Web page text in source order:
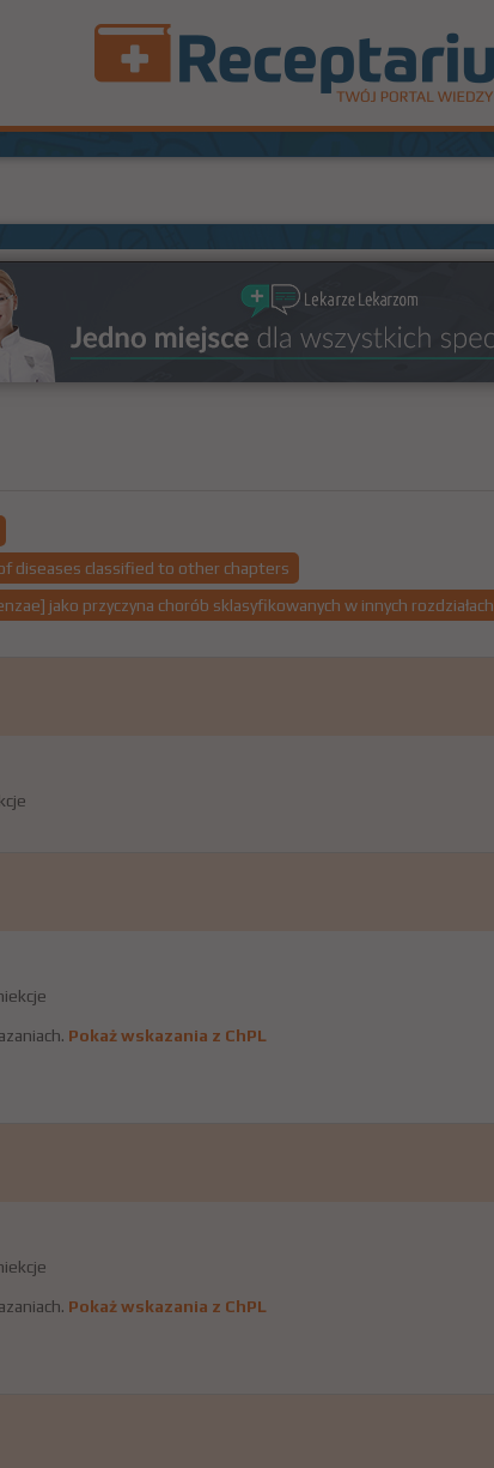
diseases classified to other chapters
jako przyczyna chorób sklasyfikowanych w innych rozdziałach
Pokaż wskazania z ChPL
Pokaż wskazania z ChPL